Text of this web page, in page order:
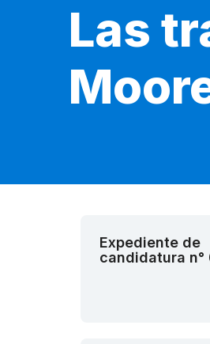
Las
Expediente de
candidatura n°